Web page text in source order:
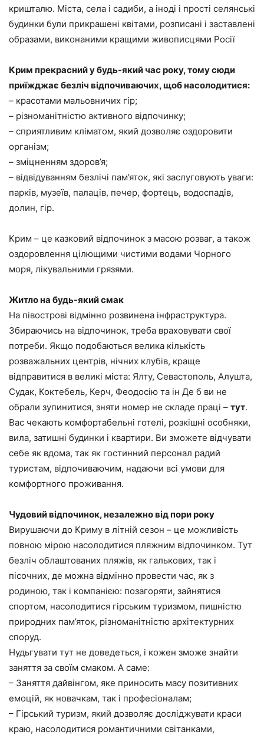
кришталю. Міста, села і садиби, а іноді і прості селянські
будинки були прикрашені квітами, розписані і заставлені
образами, виконаними кращими живописцями Росії
Крим прекрасний у будь-який час року, тому сюди
приїжджає безліч відпочиваючих, щоб насолодитися:
– красотами мальовничих гір;
– різноманітністю активного відпочинку;
– сприятливим кліматом, який дозволяє оздоровити
організм;
– зміцненням здоров’я;
– відвідуванням безлічі пам’яток, які заслуговують уваги:
парків, музеїв, палаців, печер, фортець, водоспадів,
долин, гір.
Крим – це казковий відпочинок з масою розваг, а також
оздоровлення цілющими чистими водами Чорного
моря, лікувальними грязями.
Житло на будь-який смак
На півострові відмінно розвинена інфраструктура.
Збираючись на відпочинок, треба враховувати свої
потреби. Якщо подобаються велика кількість
розважальних центрів, нічних клубів, краще
відправитися в великі міста: Ялту, Севастополь, Алушта,
Судак, Коктебель, Керч, Феодосію та ін Де б ви не
обрали зупинитися, зняти номер не складе праці – тут.
Вас чекають комфортабельні готелі, розкішні особняки,
вила, затишні будинки і квартири. Ви зможете відчувати
себе як вдома, так як гостинний персонал радий
туристам, відпочиваючим, надаючи всі умови для
комфортного проживання.
Чудовий відпочинок, незалежно від пори року
Вирушаючи до Криму в літній сезон – це можливість
повною мірою насолодитися пляжним відпочинком. Тут
безліч облаштованих пляжів, як галькових, так і
пісочних, де можна відмінно провести час, як з
родиною, так і компанією: позагоряти, зайнятися
спортом, насолодитися гірським туризмом, пишністю
природних пам’яток, різноманітністю архітектурних
споруд.
Нудьгувати тут не доведеться, і кожен зможе знайти
заняття за своїм смаком. А саме:
– Заняття дайвінгом, яке приносить масу позитивних
емоцій, як новачкам, так і професіоналам;
– Гірський туризм, який дозволяє досліджувати краси
краю, насолодитися романтичними світанками,